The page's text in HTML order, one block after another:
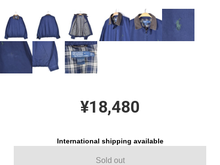
¥18,480
International shipping available
Sold out